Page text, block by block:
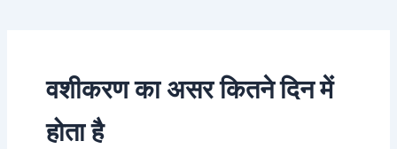
वशीकरण का असर कितने दिन में
होता है